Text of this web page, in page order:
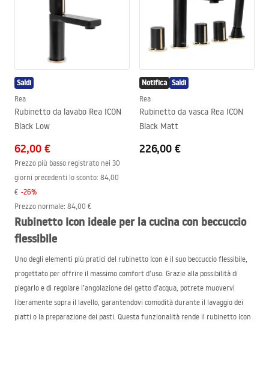
Saldi
Rea
Rubinetto da lavabo Rea ICON
Black Low
62,00 €
Prezzo più basso registrato nei 30
giorni precedenti lo sconto: 84,00
€ -26%
Prezzo normale: 84,00 €
Notifica Saldi
Rea
Rubinetto da vasca Rea ICON
Black Matt
226,00 €
Rubinetto Icon ideale per la cucina con beccuccio
flessibile
Uno degli elementi più pratici del rubinetto Icon è il suo beccuccio flessibile,
progettato per offrire il massimo comfort d’uso. Grazie alla possibilità di
piegarlo e di regolare l’angolazione del getto d’acqua, potrete muovervi
liberamente sopra il lavello, garantendovi comodità durante il lavaggio dei
piatti o la preparazione dei pasti. Questa funzionalità rende il rubinetto Icon